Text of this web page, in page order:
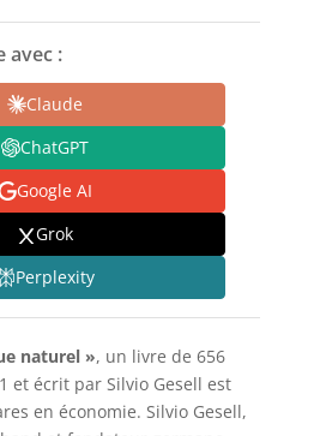
avec :
Claude
ChatGPT
Google AI
Grok
Perplexity
naturel », un livre de 656
et écrit par Silvio Gesell est
en économie. Silvio Gesell,